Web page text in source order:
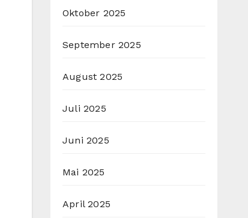
Oktober 2025
September 2025
August 2025
Juli 2025
Juni 2025
Mai 2025
April 2025